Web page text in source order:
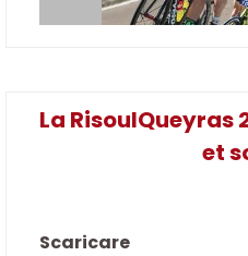
La RisoulQueyras
et
Scaricare